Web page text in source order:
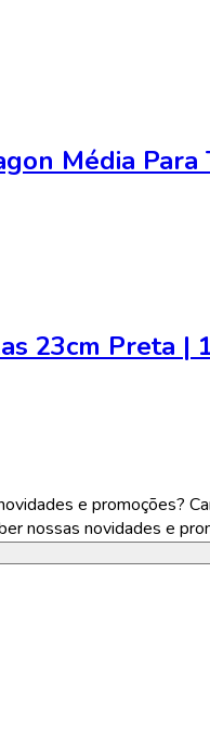
Média Para
23cm Preta |
e promoções?
nossas novidades e